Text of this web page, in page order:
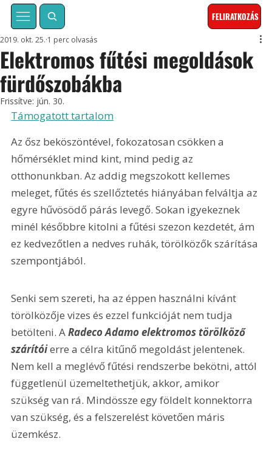
FELIRATKOZÁS
Elektromos fűtési megoldások
fürdőszobákba
2019. okt. 25. 1 perc olvasás
Frissítve: jún. 30.
Támogatott tartalom
Az ősz beköszöntével, fokozatosan csökken a
hőmérséklet mind kint, mind pedig az
otthonunkban. Az addig megszokott kellemes
meleget, fűtés és szellőztetés hiányában felváltja az
egyre hűvösödő párás levegő. Sokan igyekeznek
minél későbbre kitolni a fűtési szezon kezdetét, ám
ez kedvezőtlen a nedves ruhák, törölközők szárítása
szempontjából.
Senki sem szereti, ha az éppen használni kívánt
törölközője vizes és ezzel funkcióját nem tudja
betölteni. A Radeco Adamo elektromos törölköző
szárítói erre a célra kitűnő megoldást jelentenek.
Nem kell a meglévő fűtési rendszerbe bekötni, attól
függetlenül üzemeltethetjük, akkor, amikor
szükség van rá. Mindössze egy földelt konnektorra
van szükség, és a felszerelést követően máris
üzemkész.